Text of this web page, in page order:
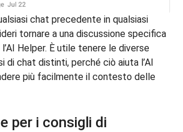
chat precedente in qualsiasi
tornare a una discussione specifica
Helper. È utile tenere le diverse
di chat distinti, perché ciò aiuta l’AI
più facilmente il contesto delle
per i consigli di